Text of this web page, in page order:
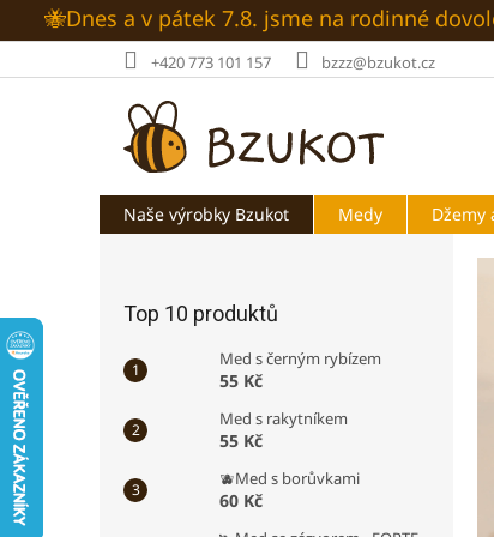
🐝Dnes a v pátek 7.8. jsme na rodinné
+420 773 101 157 bzzz@bzukot.cz
Naše výrobky Bzukot Medy Džemy
Top 10 produktů
Med s černým rybízem
55 Kč
Med s rakytníkem
55 Kč
🫐Med s borůvkami
60 Kč